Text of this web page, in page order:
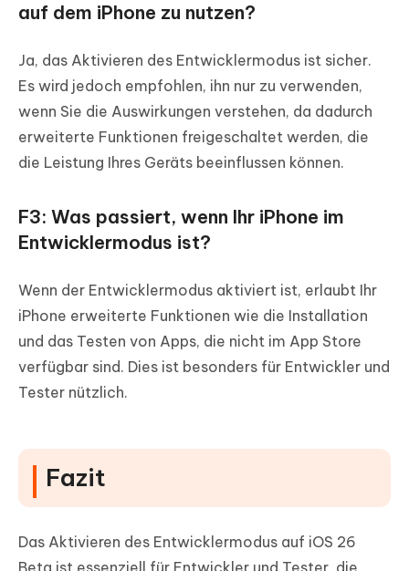
auf dem iPhone zu nutzen?
Ja, das Aktivieren des Entwicklermodus ist sicher.
Es wird jedoch empfohlen, ihn nur zu verwenden,
wenn Sie die Auswirkungen verstehen, da dadurch
erweiterte Funktionen freigeschaltet werden, die
die Leistung Ihres Geräts beeinflussen können.
F3: Was passiert, wenn Ihr iPhone im
Entwicklermodus ist?
Wenn der Entwicklermodus aktiviert ist, erlaubt Ihr
iPhone erweiterte Funktionen wie die Installation
und das Testen von Apps, die nicht im App Store
verfügbar sind. Dies ist besonders für Entwickler und
Tester nützlich.
Fazit
Das Aktivieren des Entwicklermodus auf iOS 26